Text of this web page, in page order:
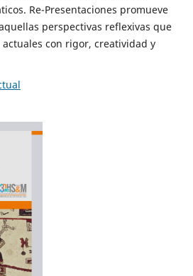
Re-Presentaciones promueve
perspectivas reflexivas que
con rigor, creatividad y